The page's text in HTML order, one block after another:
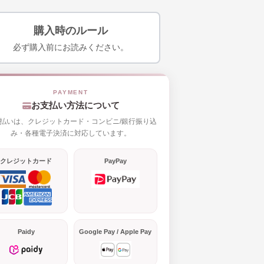
購入時のルール
必ず購入前にお読みください。
お支払い方法について
いは、クレジットカード・コンビニ/銀行振り込
み・各種電子決済に対応しています。
クレジットカード PayPay
Paidy Google Pay / Apple Pay